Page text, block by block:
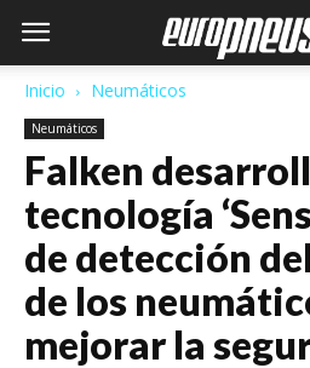
Inicio Neumáticos
Neumáticos
Falken
tecnología
de detección
de los
mejorar la